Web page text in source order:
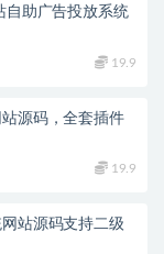
自助广告投放系统
19.9
源码，全套插件
19.9
站源码支持二级